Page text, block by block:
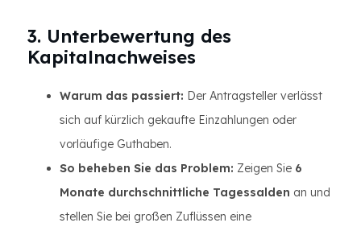
3. Unterbewertung des
Kapitalnachweises
Warum das passiert: Der Antragsteller verlässt
sich auf kürzlich gekaufte Einzahlungen oder
vorläufige Guthaben.
So beheben Sie das Problem: Zeigen Sie 6
Monate durchschnittliche Tagessalden an und
stellen Sie bei großen Zuflüssen eine